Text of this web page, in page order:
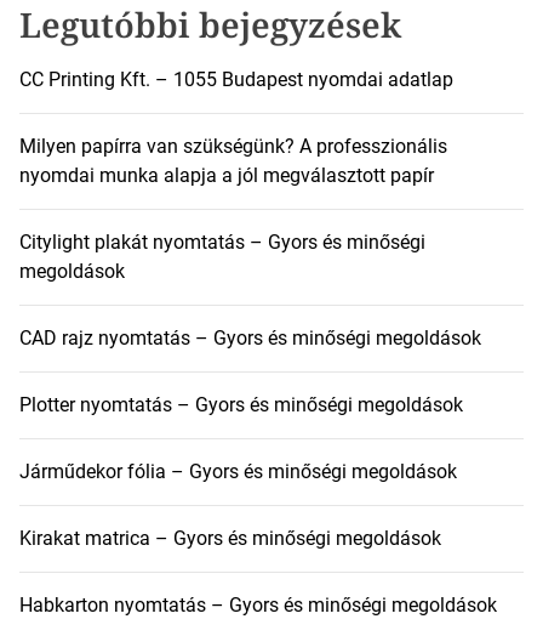
Legutóbbi bejegyzések
CC Printing Kft. – 1055 Budapest nyomdai adatlap
Milyen papírra van szükségünk? A professzionális
nyomdai munka alapja a jól megválasztott papír
Citylight plakát nyomtatás – Gyors és minőségi
megoldások
CAD rajz nyomtatás – Gyors és minőségi megoldások
Plotter nyomtatás – Gyors és minőségi megoldások
Járműdekor fólia – Gyors és minőségi megoldások
Kirakat matrica – Gyors és minőségi megoldások
Habkarton nyomtatás – Gyors és minőségi megoldások